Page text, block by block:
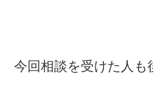
今回相談を受けた人も